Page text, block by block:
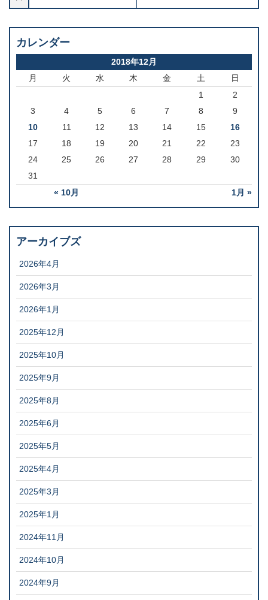
カレンダー
2018年12月
月
火 水 木 金 土 日
« 10月 1月 »
1
2
3
4 5 6 7 8
9
10
11 12 13 14 15
16
17
18 19 20 21 22
23
24
25 26 27 28 29
30
31
アーカイブズ
2026年4月
2026年3月
2026年1月
2025年12月
2025年10月
2025年9月
2025年8月
2025年6月
2025年5月
2025年4月
2025年3月
2025年1月
2024年11月
2024年10月
2024年9月